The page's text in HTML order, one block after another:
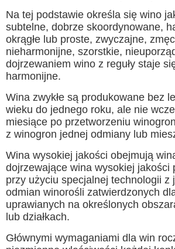
Na tej podstawie określa się wino
subtelne, dobrze skoordynowane,
okrągłe lub proste, zwyczajne,
nieharmonijne, szorstkie,
dojrzewaniem wino z reguły staje
harmonijne.
Wina zwykłe są produkowane bez
wieku do jednego roku, ale nie
miesiące po przetworzeniu
z winogron jednej odmiany lub
Wina wysokiej jakości obejmują
dojrzewające wina wysokiej jakości
przy użyciu specjalnej technologii z
odmian winorośli zatwierdzonych
uprawianych na określonych
lub działkach.
Głównymi wymaganiami dla win